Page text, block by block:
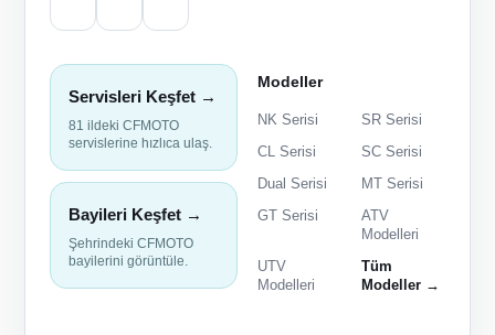
Servisleri Keşfet →
81 ildeki CFMOTO
servislerine hızlıca ulaş.
Bayileri Keşfet →
Şehrindeki CFMOTO
bayilerini görüntüle.
Modeller
NK Serisi
SR Serisi
CL Serisi
SC Serisi
Dual Serisi
MT Serisi
GT Serisi
ATV
Modelleri
UTV
Modelleri
Tüm
Modeller →